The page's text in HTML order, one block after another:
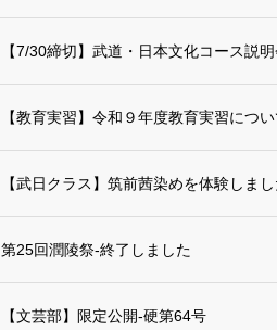
【7/30締切】武道・日本文化コース説
【教育実習】令和９年度教育実習につ
【武日クラス】筑前茜染めを体験しま
第25回潤陵祭-終了しました
【文芸部】限定公開-硬第64号